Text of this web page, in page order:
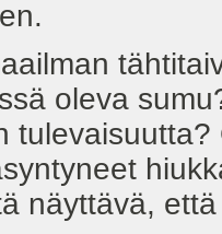
oleva
näyttävä,